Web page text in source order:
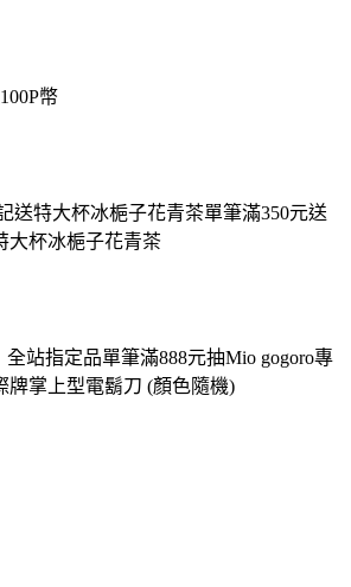
幣
送特大杯冰梔子花青茶單筆滿350元送
大杯冰梔子花青茶
全站指定品單筆滿888元抽Mio gogoro專
牌掌上型電鬍刀 (顏色隨機)